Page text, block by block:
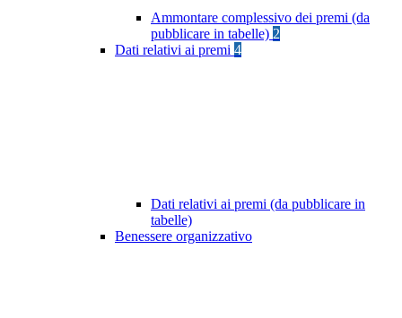
Ammontare complessivo dei premi (da
pubblicare in tabelle) 2
Dati relativi ai premi 4
Dati relativi ai premi (da pubblicare in
tabelle)
Benessere organizzativo